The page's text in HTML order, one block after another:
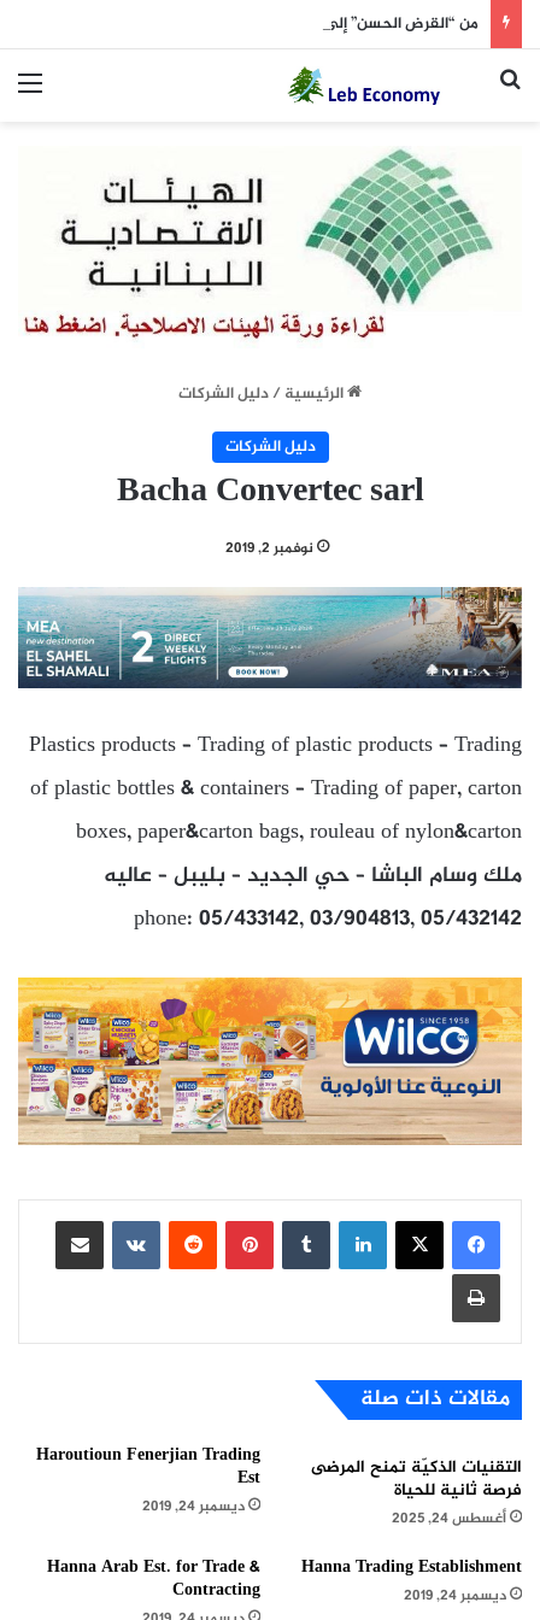
من “القرض الحسن” إلى مطار بيروت.. حزب الله “يختنق” مالياً
بحث عن
الرئيسية/دليل الشركات
دليل الشركات
Bacha Convertec sarl
نوفمبر 2, 2019
Plastics products – Trading of plastic products – Trading
of plastic bottles & containers – Trading of paper, carton
boxes, paper&carton bags, rouleau of nylon&carton
ملك وسام الباشا – حي الجديد – بليبل – عاليه
phone: 05/433142, 03/904813, 05/432142
لينكدإن بينتيريست
مشاركة عبر البريد
طباعة
مقالات ذات صلة
التقنيات الذكيّة تمنح المرضى
فرصة ثانية للحياة
أغسطس 24, 2025
Haroutioun Fenerjian Trading
Est
ديسمبر 24, 2019
Hanna Trading Establishment
ديسمبر 24, 2019
Hanna Arab Est. for Trade &
Contracting